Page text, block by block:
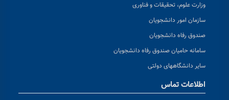
وزارت علوم، تحقیقات و فناوری
سازمان امور دانشجویان
صندوق رفاه دانشجویان
سامانه حامیان صندوق رفاه دانشجویان
سایر دانشگاههای دولتی
اطلاعات تماس